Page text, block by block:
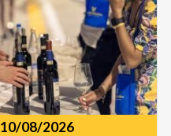
10/08/2026